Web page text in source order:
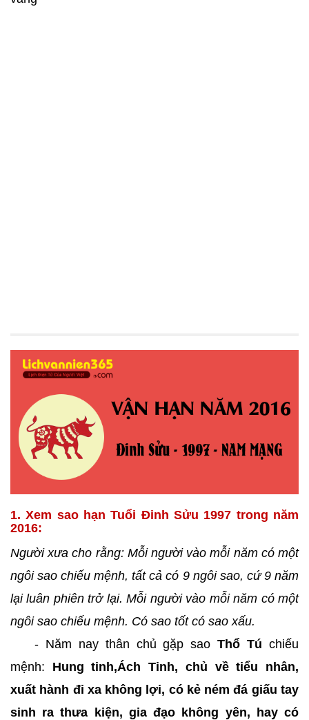
1. Xem sao hạn Tuổi Đinh Sửu 1997 trong năm
2016:
Người xưa cho rằng: Mỗi người vào mỗi năm có một
ngôi sao chiếu mệnh, tất cả có 9 ngôi sao, cứ 9 năm
lại luân phiên trở lại. Mỗi người vào mỗi năm có một
ngôi sao chiếu mệnh. Có sao tốt có sao xấu.
- Năm nay thân chủ gặp saoThổ Tú chiếu
mệnh: Hung tinh,Ách Tinh, chủ về tiểu nhân,
xuất hành đi xa không lợi, có kẻ ném đá giấu tay
sinh ra thưa kiện, gia đạo không yên, hay có